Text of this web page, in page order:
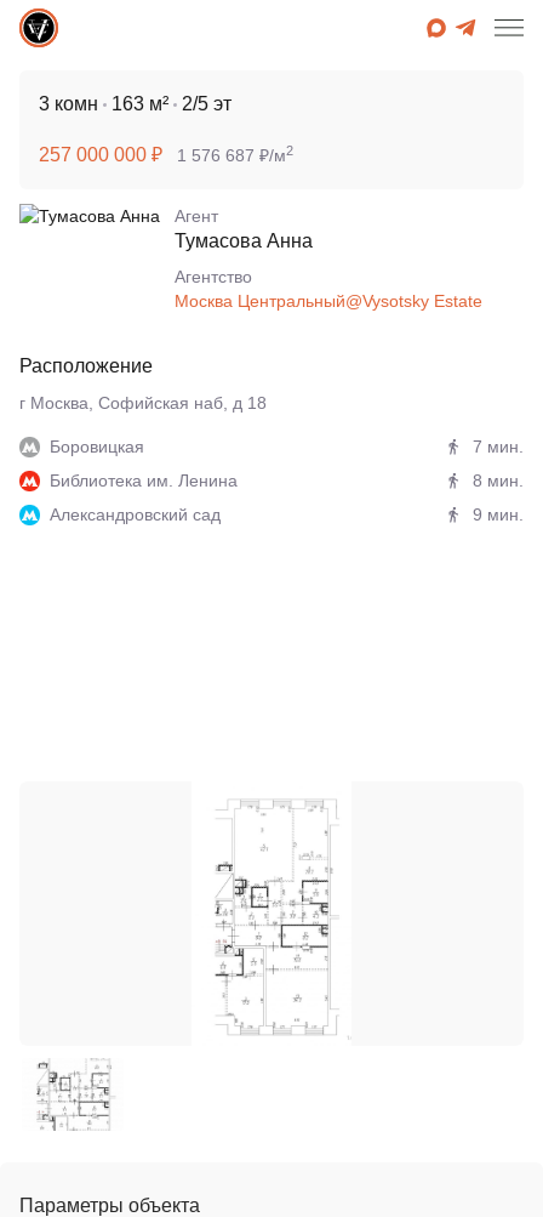
3 комн 163 м² 2/5 эт
257 000 000 ₽ 1 576 687 ₽/м2
Агент
Тумасова Анна
Агентcтво
Москва Центральный@Vysotsky Estate
Расположение
г Москва, Софийская наб, д 18
Боровицкая
7 мин.
Библиотека им. Ленина
8 мин.
Александровский сад
9 мин.
Параметры объекта